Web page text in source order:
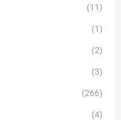
(11)
(1)
(2)
(3)
(266)
(4)